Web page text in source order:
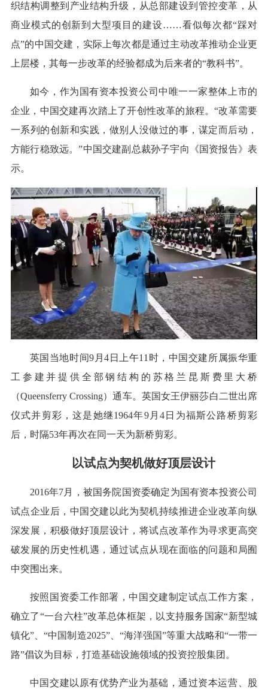
织结构调整到产业结构升级，从总部建设到管控变革，从
商业模式的创新到大型项目的建设……看似每次都“踩对
点”的中国交建，实际上每次都是通过主动改革推动企业更
上层楼，其每一步改革的经验都成为后来者的“教科书”。
如今，作为国有资本投资公司中唯一一家整体上市的
企业，中国交建再次踏上了开创性改革的旅程。“改革需要
一系列的创新和实践，做别人没做过的事，谋定而后动，
方能行稳致远。”中国交建副总裁孙子宇向《国资报告》表
示。
英国当地时间9月4日上午11时，中国交建所属振华重
工参建并提供全部钢结构的苏格兰昆斯费里大桥
（Queensferry Crossing）通车。英国女王伊丽莎白二世出席
仪式并剪彩，这是她继1964年9月4日为福斯公路桥剪彩
后，时隔53年再次在同一天为新桥剪彩。
以试点为契机做好顶层设计
2016年7月，被国务院国资委确定为国有资本投资公司
试点企业后，中国交建以此为契机持续推进企业改革向纵
深发展，积极做好顶层设计，将试点改革作为寻求更高突
破发展的历史性机遇，通过试点从现在面临的问题和局囿
中突围出来。
按照国资委工作部署，中国交建制定试点工作方案，
确立了“一台六柱”改革总体框架，以支持服务国家“新型城
镇化”、“中国制造2025”、“海洋强国”等重大战略和“一带一
路”倡议为目标，打造基础设施领域的投资控股集团。
中国交建以原有优势产业为基础，通过资本运营、股